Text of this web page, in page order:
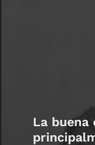
La buena